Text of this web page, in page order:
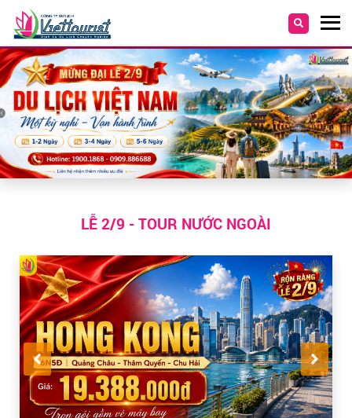
LỄ 2/9 - TOUR NƯỚC NGOÀI